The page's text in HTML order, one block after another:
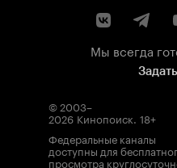
Мы всегда
© 2003–
2026 Кинопоиск. 18+
Федеральные каналы
доступны для
просмотра